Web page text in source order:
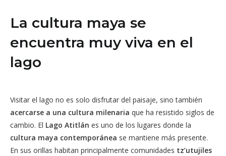
La cultura maya se
encuentra muy viva en el
lago
Visitar el lago no es solo disfrutar del paisaje, sino también
acercarse a una cultura milenaria que ha resistido siglos de
cambio. El Lago Atitlán es uno de los lugares donde la
cultura maya contemporánea se mantiene más presente.
En sus orillas habitan principalmente comunidades tz’utujiles